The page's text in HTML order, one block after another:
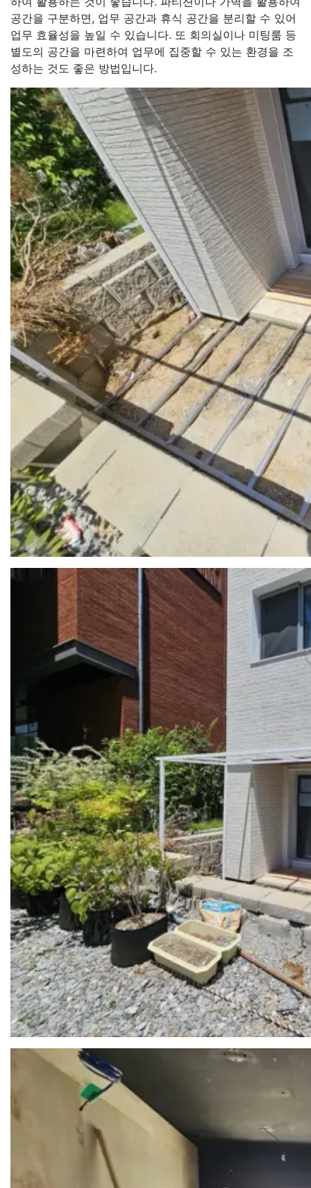
공간을 구분하면, 업무 공간과 휴식 공간을 분리할 수 있어
업무 효율성을 높일 수 있습니다. 또 회의실이나 미팅룸 등
별도의 공간을 마련하여 업무에 집중할 수 있는 환경을 조
성하는 것도 좋은 방법입니다.